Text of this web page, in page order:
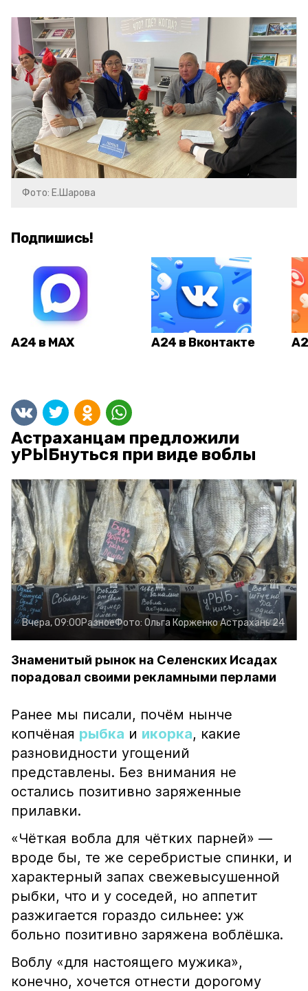
Фото: Е.Шарова
Подпишись!
А24 в MAX А24 в Вконтакте
Астраханцам предложили
уРЫБнуться при виде воблы
Вчера, 09:00РазноеФото: Ольга КорженкоАстрахань 24
Знаменитый рынок на Селенских Исадах
порадовал своими рекламными перлами
Ранее мы писали, почём нынче
копчёная рыбка и икорка, какие
разновидности угощений
представлены. Без внимания не
остались позитивно заряженные
прилавки.
«Чёткая вобла для чётких парней» —
вроде бы, те же серебристые спинки, и
характерный запах свежевысушенной
рыбки, что и у соседей, но аппетит
разжигается гораздо сильнее: уж
больно позитивно заряжена воблёшка.
Воблу «для настоящего мужика»,
конечно, хочется отнести дорогому